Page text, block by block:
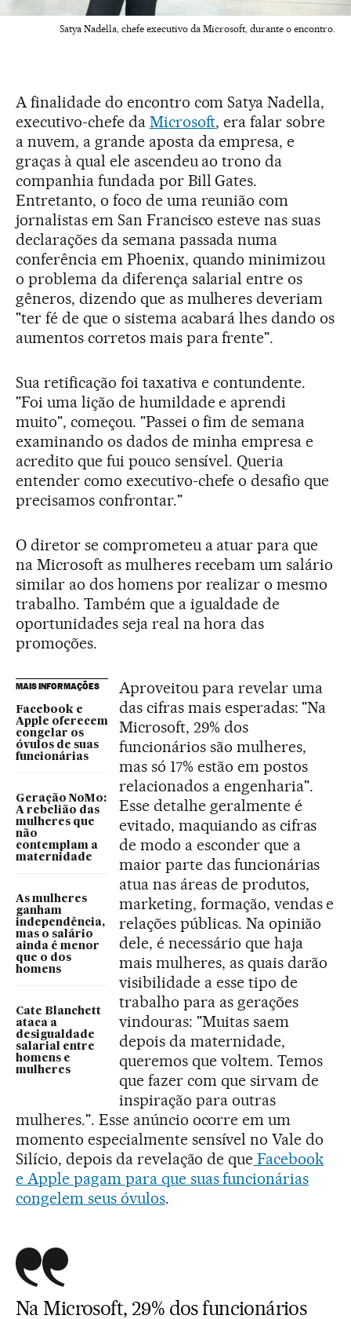
Satya Nadella, chefe executivo da Microsoft, durante o encontro.
A finalidade do encontro com Satya Nadella,
executivo-chefe da Microsoft, era falar sobre
a nuvem, a grande aposta da empresa, e
graças à qual ele ascendeu ao trono da
companhia fundada por Bill Gates.
Entretanto, o foco de uma reunião com
jornalistas em San Francisco esteve nas suas
declarações da semana passada numa
conferência em Phoenix, quando minimizou
o problema da diferença salarial entre os
gêneros, dizendo que as mulheres deveriam
"ter fé de que o sistema acabará lhes dando os
aumentos corretos mais para frente".
Sua retificação foi taxativa e contundente.
"Foi uma lição de humildade e aprendi
muito", começou. "Passei o fim de semana
examinando os dados de minha empresa e
acredito que fui pouco sensível. Queria
entender como executivo-chefe o desafio que
precisamos confrontar."
O diretor se comprometeu a atuar para que
na Microsoft as mulheres recebam um salário
similar ao dos homens por realizar o mesmo
trabalho. Também que a igualdade de
oportunidades seja real na hora das
promoções.
MAIS INFORMAÇÕES
Facebook e
Apple oferecem
congelar os
óvulos de suas
funcionárias
Geração NoMo:
A rebelião das
mulheres que
não
contemplam a
maternidade
As mulheres
ganham
independência,
mas o salário
ainda é menor
que o dos
homens
Cate Blanchett
ataca a
desigualdade
salarial entre
homens e
mulheres
Aproveitou para revelar uma
das cifras mais esperadas: "Na
Microsoft, 29% dos
funcionários são mulheres,
mas só 17% estão em postos
relacionados a engenharia".
Esse detalhe geralmente é
evitado, maquiando as cifras
de modo a esconder que a
maior parte das funcionárias
atua nas áreas de produtos,
marketing, formação, vendas e
relações públicas. Na opinião
dele, é necessário que haja
mais mulheres, as quais darão
visibilidade a esse tipo de
trabalho para as gerações
vindouras: "Muitas saem
depois da maternidade,
queremos que voltem. Temos
que fazer com que sirvam de
inspiração para outras
mulheres.". Esse anúncio ocorre em um
momento especialmente sensível no Vale do
Silício, depois da revelação de que Facebook
e Apple pagam para que suas funcionárias
congelem seus óvulos.
Na Microsoft, 29% dos funcionários